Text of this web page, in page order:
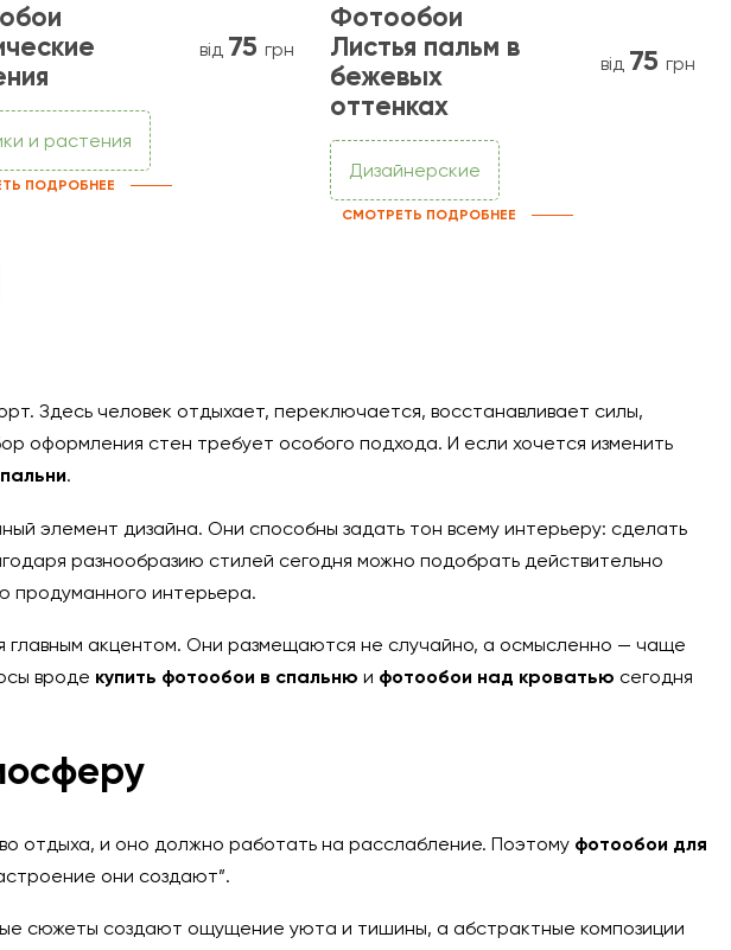
від 75 грн
и растения
ПОДРОБНЕЕ
Фотообои
Листья пальм в
бежевых
оттенках
від 75 грн
Дизайнерские
СМОТРЕТЬ ПОДРОБНЕЕ
Здесь человек отдыхает, переключается, восстанавливает силы,
оформления стен требует особого подхода. И если хочется изменить
.
элемент дизайна. Они способны задать тон всему интерьеру: сделать
разнообразию стилей сегодня можно подобрать действительно
продуманного интерьера.
главным акцентом. Они размещаются не случайно, а осмысленно — чаще
вроде купить фотообои в спальню и фотообои над кроватью сегодня
отдыха, и оно должно работать на расслабление. Поэтому фотообои для
они создают”.
сюжеты создают ощущение уюта и тишины, а абстрактные композиции